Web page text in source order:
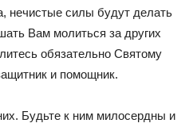
нечистые силы будут делать
Вам молиться за других
обязательно Святому
и помощник.
Будьте к ним милосердны и